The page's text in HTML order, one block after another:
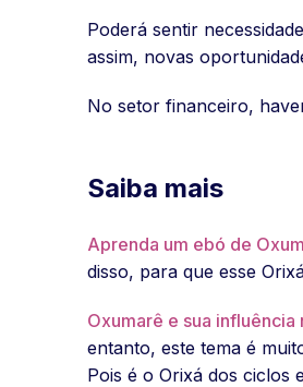
Poderá sentir
assim, novas
No setor financeiro,
Saiba mais
Aprenda um ebó de
disso, para que esse
Oxumarê e sua
entanto, este tema é
Pois é o Orixá dos ciclos